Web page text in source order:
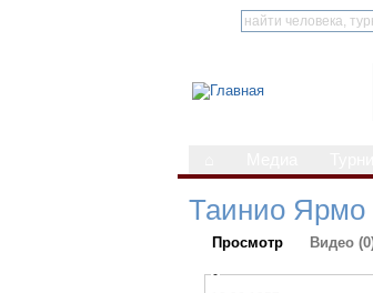
Таинио Ярмо
Просмотр Видео
-